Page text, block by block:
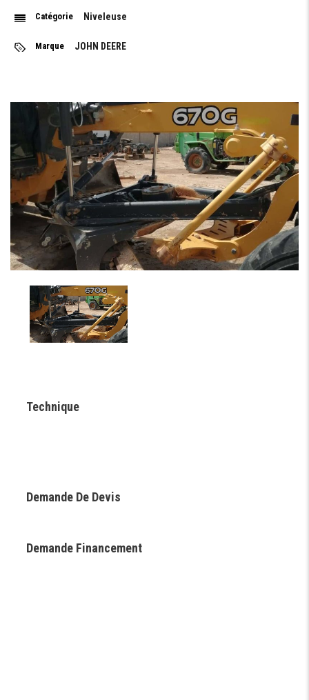
Catégorie Niveleuse
Marque JOHN DEERE
Technique
Demande De Devis
Demande Financement